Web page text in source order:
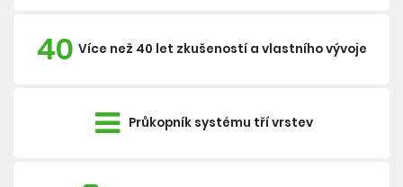
40 Více než 40 let zkušeností a vlastního vývoje
Průkopník systému tří vrstev